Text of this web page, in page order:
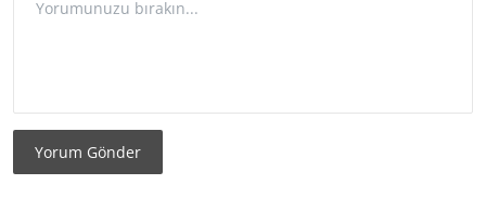
Yorum Gönder